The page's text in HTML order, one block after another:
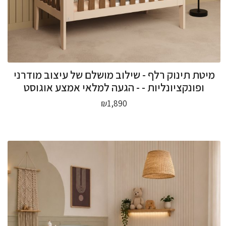
מיטת תינוק רלף - שילוב מושלם של עיצוב מודרני
ופונקציונליות - - הגעה למלאי אמצע אוגוסט
₪1,890